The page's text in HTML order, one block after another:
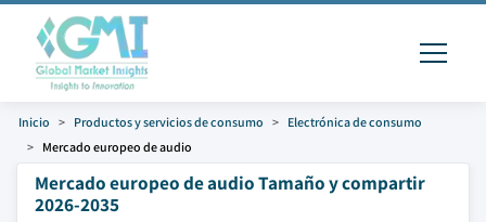
Inicio Productos y servicios de consumo
Electrónica de consumo
Mercado europeo de audio
Mercado europeo de audio Tamaño y compartir
2026-2035